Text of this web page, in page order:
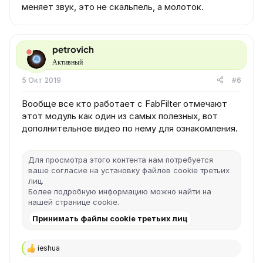
меняет звук, это не скальпель, а молоток.
petrovich
Активный
5 Окт 2019 #6
Вообще все кто работает с FabFilter отмечают
этот модуль как один из самых полезных, вот
дополнительное видео по нему для ознакомления.
Для просмотра этого контента нам потребуется
ваше согласие на установку файлов cookie третьих
лиц.
Более подробную информацию можно найти на
нашей странице cookie.
Принимать файлы cookie третьих лиц
Р
ieshua